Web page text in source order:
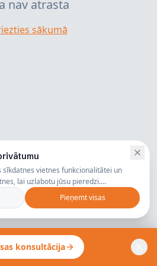
nav atrasta
sākumā
konsultācija
vietnes funkcionalitātei un
lai uzlabotu jūsu pieredzi.
Pieņemt visas